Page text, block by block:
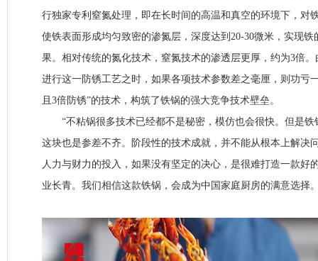
行独家专利窒氮处理，即在长时间的高温和真空的环境下，对
使铁表面形成均匀致密的渗氮层，深度达到20-30微米，实现
果。相对传统的氮化技术，窒氮技术的渗透层更厚，约为3倍
进行这一防锈工艺之时，如果各项技术参数差之毫厘，则功亏
且3倍防锈”的技术，构筑了铁锅的强大竞争技术壁垒。
“不粘锅很多技术已经都不是秘密，模仿也会很快。但是铁
这块也是参差不齐。阶段性的技术成就，并不能从根本上解决
人力与财力的投入，如果没有坚定的决心，是很难打造一款好
业长青。我们相信这款铁锅，会成为中国家庭厨房的满意选择